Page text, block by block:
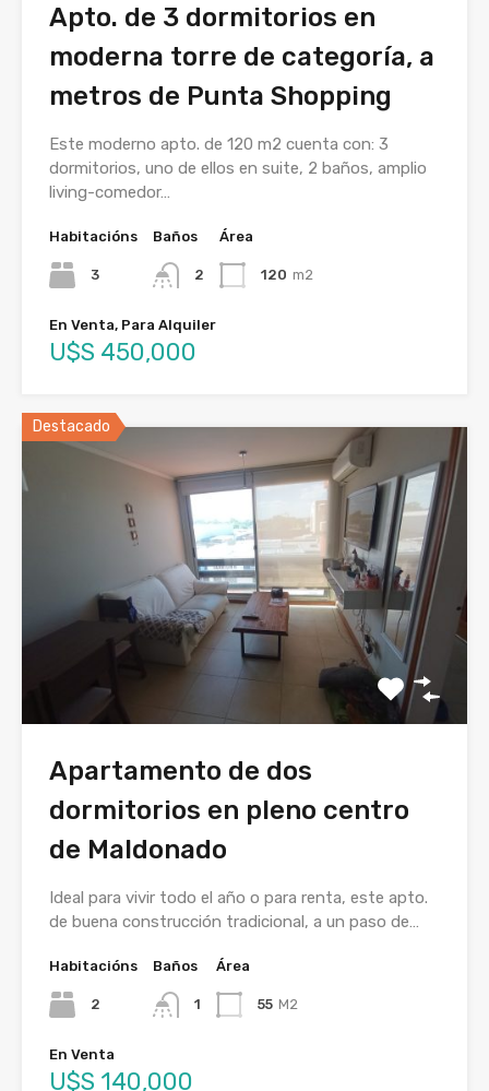
Apto. de 3 dormitorios en
moderna torre de categoría, a
metros de Punta Shopping
Este moderno apto. de 120 m2 cuenta con: 3
dormitorios, uno de ellos en suite, 2 baños, amplio
living-comedor…
Habitacións
3
Baños
2
Área
120 m2
En Venta, Para Alquiler
U$S 450,000
Destacado
Apartamento de dos
dormitorios en pleno centro
de Maldonado
Ideal para vivir todo el año o para renta, este apto.
de buena construcción tradicional, a un paso de…
Habitacións
2
Baños
1
Área
55 M2
En Venta
U$S 140,000